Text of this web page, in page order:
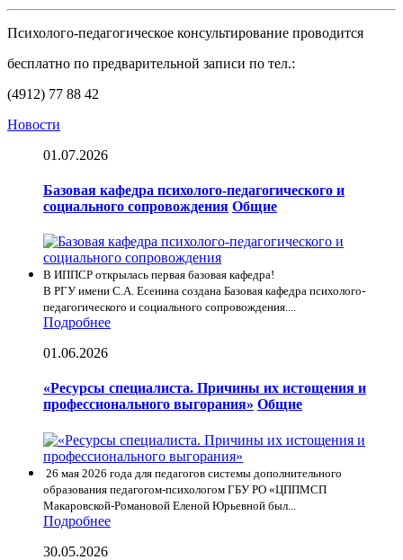
Психолого-педагогическое консультирование проводится
бесплатно по предварительной записи по тел.:
(4912) 77 88 42
Новости
01.07.2026
Базовая кафедра психолого-педагогического и
социального сопровождения Общие
В ИППСР открылась первая базовая кафедра!
В РГУ имени С.А. Есенина создана Базовая кафедра психолого-
педагогического и социального сопровождения....
Подробнее
01.06.2026
«Ресурсы специалиста. Причины их истощения и
профессионального выгорания» Общие
26 мая 2026 года для педагогов системы дополнительного
образования педагогом-психологом ГБУ РО «ЦППМСП
Макаровской-Романовой Еленой Юрьевной был...
Подробнее
30.05.2026